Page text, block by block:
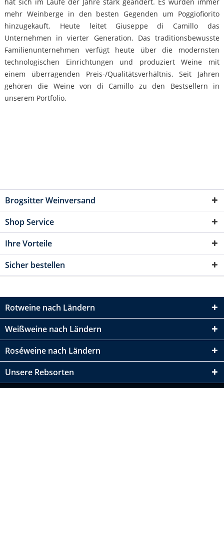
mehr Weinberge in den besten Gegenden um Poggiofiorito
hinzugekauft. Heute leitet Giuseppe di Camillo das
Unternehmen in vierter Generation. Das traditionsbewusste
Familienunternehmen verfügt heute über die modernsten
technologischen Einrichtungen und produziert Weine mit
einem überragenden Preis-/Qualitätsverhältnis. Seit Jahren
gehören die Weine von di Camillo zu den Bestsellern in
unserem Portfolio.
Brogsitter Weinversand
Shop Service
Ihre Vorteile
Sicher bestellen
Rotweine nach Ländern
Weißweine nach Ländern
Roséweine nach Ländern
Unsere Rebsorten